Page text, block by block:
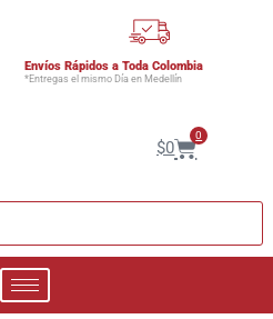
Envíos Rápidos a Toda Colombia
*Entregas el mismo Día en Medellín
$0
0